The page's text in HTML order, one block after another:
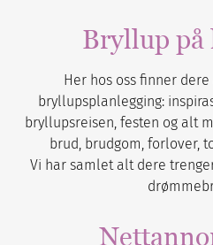
Bryllup på
Her hos oss finner
bryllupsplanlegging:
bryllupsreisen, festen og alt
brud, brudgom, forlover,
Vi har samlet alt dere